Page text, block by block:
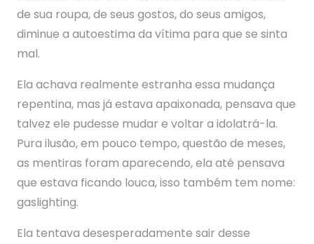
de sua roupa, de seus gostos, do seus amigos,
diminue a autoestima da vítima para que se sinta
mal.
Ela achava realmente estranha essa mudança
repentina, mas já estava apaixonada, pensava que
talvez ele pudesse mudar e voltar a idolatrá-la.
Pura ilusão, em pouco tempo, questão de meses,
as mentiras foram aparecendo, ela até pensava
que estava ficando louca, isso também tem nome:
gaslighting.
Ela tentava desesperadamente sair desse